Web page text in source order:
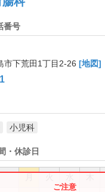
番号
市下荒田1丁目2-26 [地図]
小児科
・休診日